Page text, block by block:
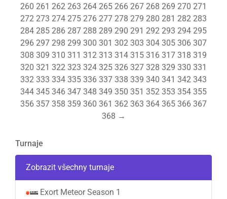
Turnaje
Zobrazit všechny turnaje
Exort Meteor Season 1
260 261 262 263 264 265 266 267 268 269 270 271
272 273 274 275 276 277 278 279 280 281 282 283
284 285 286 287 288 289 290 291 292 293 294 295
296 297 298 299 300 301 302 303 304 305 306 307
308 309 310 311 312 313 314 315 316 317 318 319
320 321 322 323 324 325 326 327 328 329 330 331
332 333 334 335 336 337 338 339 340 341 342 343
344 345 346 347 348 349 350 351 352 353 354 355
356 357 358 359 360 361 362 363 364 365 366 367
368 →